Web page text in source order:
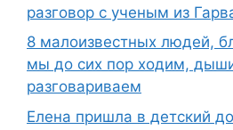
разговор с ученым из
8 малоизвестных людей,
мы до сих пор ходим,
разговариваем
Елена пришла в детский